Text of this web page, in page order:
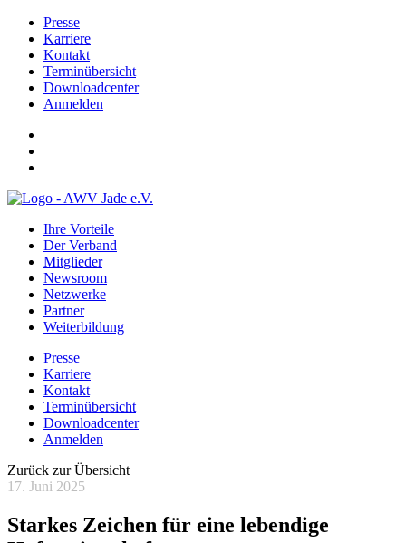
Presse
Karriere
Kontakt
Terminübersicht
Downloadcenter
Anmelden
Ihre Vorteile
Der Verband
Mitglieder
Newsroom
Netzwerke
Partner
Weiterbildung
Presse
Karriere
Kontakt
Terminübersicht
Downloadcenter
Anmelden
Zurück zur Übersicht
17. Juni 2025
Starkes Zeichen für eine lebendige